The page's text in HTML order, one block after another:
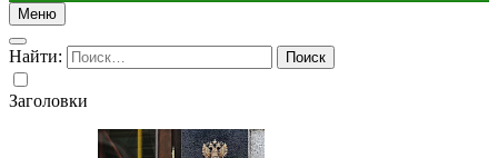
Меню
Найти:
Заголовки